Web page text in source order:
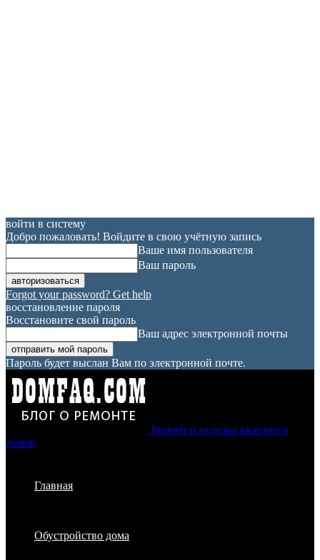
войти в систему
Добро пожаловать! Войдите в свою учётную запись
Ваше имя пользователя
Ваш пароль
Forgot your password? Get help
восстановление пароля
Восстановите свой пароль
Ваш адрес электронной почты
Пароль будет выслан Вам по электронной почте.
Ремонт и отделка квартир и
домов
Главная
Обустройство дома